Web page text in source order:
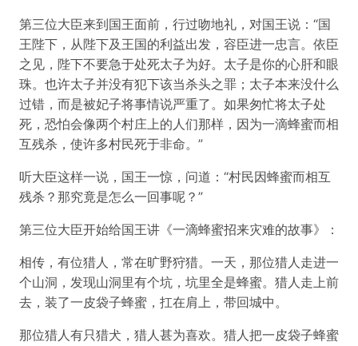
第三位大臣来到国王面前，行过吻地礼，对国王说：“国
王陛下，从陛下及王国的利益出发，容臣进一忠言。依臣
之见，陛下不要急于处死太子为好。太子是你的心肝和眼
珠。也许太子并没有犯下该当杀头之罪；太子本来没什么
过错，而是被妃子将事情说严重了。如果匆忙将太子处
死，恐怕会像两个村庄上的人们那样，因为一滴蜂蜜而相
互残杀，使许多村民死于非命。”
听大臣这样一说，国王一惊，问道：“村民因蜂蜜而相互
残杀？那究竟是怎么一回事呢？”
第三位大臣开始给国王讲《一滴蜂蜜招来灾难的故事》：
相传，有位猎人，常在旷野狩猎。一天，那位猎人走进一
个山洞，发现山洞里有个坑，坑里全是蜂蜜。猎人走上前
去，装了一皮袋子蜂蜜，扛在肩上，带回城中。
那位猎人有只猎犬，猎人甚为喜欢。猎人把一皮袋子蜂蜜